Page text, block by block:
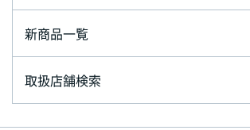
新商品一覧
取扱店舗検索